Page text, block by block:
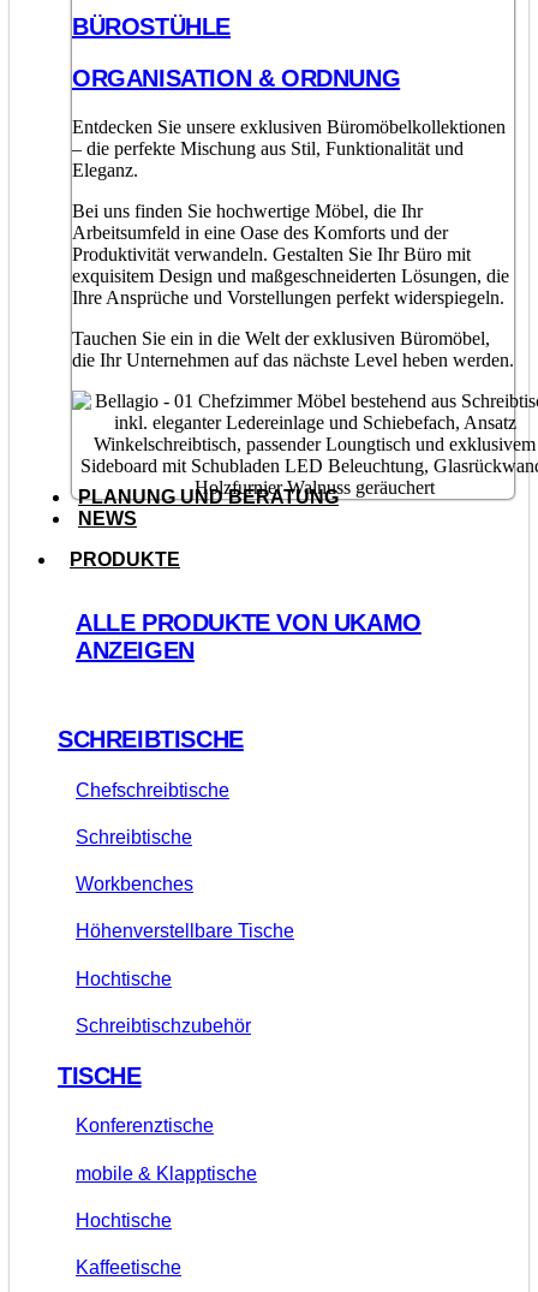
BÜROSTÜHLE
ORGANISATION & ORDNUNG
Entdecken Sie unsere exklusiven Büromöbelkollektionen
– die perfekte Mischung aus Stil, Funktionalität und
Eleganz.
Bei uns finden Sie hochwertige Möbel, die Ihr
Arbeitsumfeld in eine Oase des Komforts und der
Produktivität verwandeln. Gestalten Sie Ihr Büro mit
exquisitem Design und maßgeschneiderten Lösungen, die
Ihre Ansprüche und Vorstellungen perfekt widerspiegeln.
Tauchen Sie ein in die Welt der exklusiven Büromöbel,
die Ihr Unternehmen auf das nächste Level heben werden.
PLANUNG UND BERATUNG
NEWS
PRODUKTE
ALLE PRODUKTE VON UKAMO
ANZEIGEN
SCHREIBTISCHE
Chefschreibtische
Schreibtische
Workbenches
Höhenverstellbare Tische
Hochtische
Schreibtischzubehör
TISCHE
Konferenztische
mobile & Klapptische
Hochtische
Kaffeetische